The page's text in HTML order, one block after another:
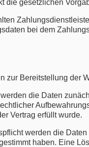
die gesetzlichen
bei dem
zur Bereitstellung der
die Daten
Vertrag erfüllt wurde.
werden die
haben. Eine